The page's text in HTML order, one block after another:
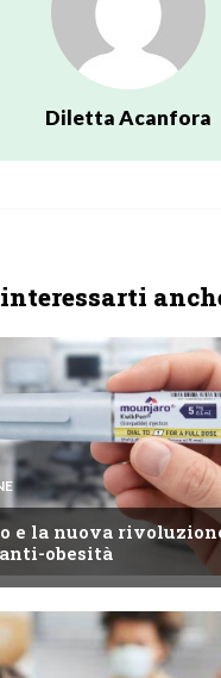
Diletta Acanfora
e la nuova
obesità